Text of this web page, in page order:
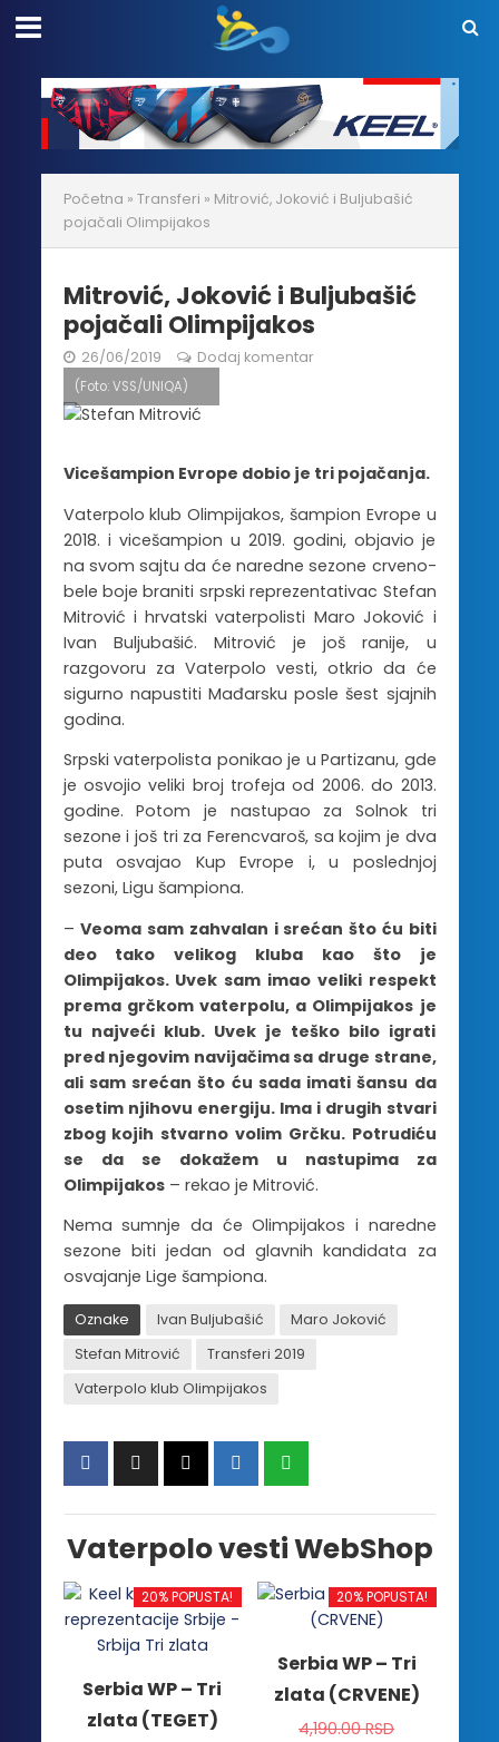
Početna » Transferi » Mitrović, Joković i Buljubašić
pojačali Olimpijakos
Mitrović, Joković i Buljubašić
pojačali Olimpijakos
26/06/2019 Dodaj komentar
(Foto: VSS/UNIQA)
Vicešampion Evrope dobio je tri pojačanja.
Vaterpolo klub Olimpijakos, šampion Evrope u
2018. i vicešampion u 2019. godini, objavio je
na svom sajtu da će naredne sezone crveno-
bele boje braniti srpski reprezentativac Stefan
Mitrović i hrvatski vaterpolisti Maro Joković i
Ivan Buljubašić. Mitrović je još ranije, u
razgovoru za Vaterpolo vesti, otkrio da će
sigurno napustiti Mađarsku posle šest sjajnih
godina.
Srpski vaterpolista ponikao je u Partizanu, gde
je osvojio veliki broj trofeja od 2006. do 2013.
godine. Potom je nastupao za Solnok tri
sezone i još tri za Ferencvaroš, sa kojim je dva
puta osvajao Kup Evrope i, u poslednjoj
sezoni, Ligu šampiona.
–Veoma sam zahvalan i srećan što ću biti
deo tako velikog kluba kao što je
Olimpijakos. Uvek sam imao veliki respekt
prema grčkom vaterpolu, a Olimpijakos je
tu najveći klub. Uvek je teško bilo igrati
pred njegovim navijačima sa druge strane,
ali sam srećan što ću sada imati šansu da
osetim njihovu energiju. Ima i drugih stvari
zbog kojih stvarno volim Grčku. Potrudiću
se da se dokažem u nastupima za
Olimpijakos– rekao je Mitrović.
Nema sumnje da će Olimpijakos i naredne
sezone biti jedan od glavnih kandidata za
osvajanje Lige šampiona.
Oznake Ivan Buljubašić
Maro Joković
Stefan Mitrović
Transferi 2019
Vaterpolo klub Olimpijakos
Vaterpolo vesti WebShop
20% POPUSTA!
Serbia WP – Tri
zlata (TEGET)
20% POPUSTA!
Serbia WP – Tri
zlata (CRVENE)
4,190.00RSD